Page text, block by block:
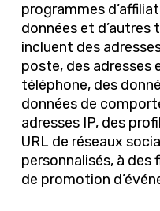
programmes
données et d’autres
incluent des
poste, des adresses
téléphone, des
données de
adresses IP, des
URL de réseaux
personnalisés, à
de promotion